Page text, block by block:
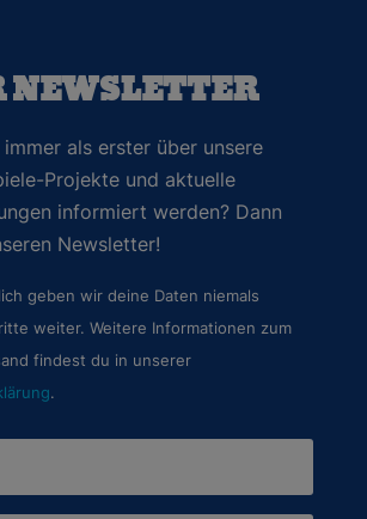
NEWSLETTER
als erster über unsere
Projekte und aktuelle
informiert werden? Dann
Newsletter!
geben wir deine Daten niemals
weiter. Weitere Informationen zum
findest du in unserer
.